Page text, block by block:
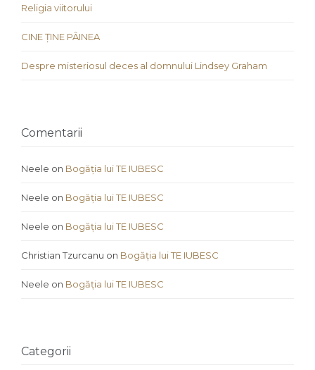
Religia viitorului
CINE ȚINE PÂINEA
Despre misteriosul deces al domnului Lindsey Graham
Comentarii
Neele on Bogăția lui TE IUBESC
Neele on Bogăția lui TE IUBESC
Neele on Bogăția lui TE IUBESC
Christian Tzurcanu on Bogăția lui TE IUBESC
Neele on Bogăția lui TE IUBESC
Categorii